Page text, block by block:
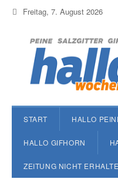
Freitag, 7. August 2026
START HALLO
HALLO GIFHORN
ZEITUNG NICHT